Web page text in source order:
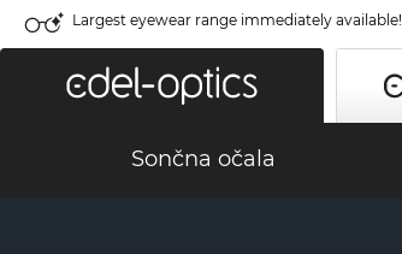
Largest eyewear range immediately available!
Sončna očala